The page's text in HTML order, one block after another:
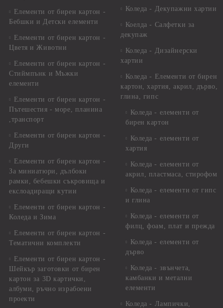
Елементи от бирен картон -
Бебшки и Детски елементи
Елементи от бирен картон -
Цветя и Животни
Елементи от бирен картон -
Стиймпънк и Мъжки
елементи
Елементи от бирен картон -
Пътешестия - море, планина
,транспорт
Елементи от бирен картон -
Други
Елементи от бирен картон -
За миниатюри, дълбоки
рамки, бебешки съкровища и
екслоадиращи кутии
Елементи от бирен картон -
Коледа и Зима
Елементи от бирен картон -
Тематични комплекти
Елементи от бирен картон -
Шейкър заготовки от бирен
картон за 3D картички,
албуми, ръчно израбоени
проекти
Коледа - Декупажни хартии
Коелда - Салфетки за
декупаж
Коледа - Дизайнерски
хартии
Коледа - Eлементи от бирен
картон, хартия, акрил, дърво,
глина, гипс
Коледа - елементи от
бирен картон
Коледа - елементи от
хартия
Коледа - елементи от
акрил, пластмаса, стирофом
Коледа - елементи от гипс
и глина
Коледа - елементи от
филц, фоам, плат и прежда
Коледа - елементи от
дърво
Коледа - звънчета,
камбанки и метални
елементи
Коледа - Лампички,